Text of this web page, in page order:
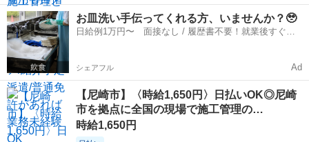
す。 ◎現場で施工管理を行い、荷受け対応やお客様対応をします。 ◎
普通自動車免許があれば未経験でもOK! ※北海道から沖縄まで、全国
各地へ出張します。 ◎紹介...
兵庫 尼崎市 尼崎駅 その他
お皿洗い手伝ってくれる方、いませんか？🥹
日給例1万円〜 面接なし / 履歴書不要！就業後すぐに
シェアフル Ad
【尼崎市】〈時給1,650円〉日払いOK◎尼崎
市を拠点に全国の現場で施工管理の…
時給1,650円